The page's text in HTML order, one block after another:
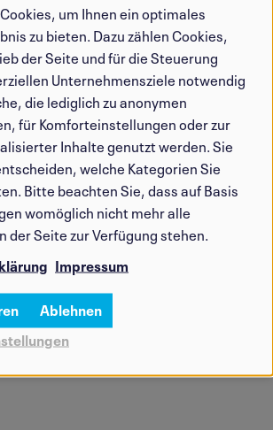
um Ihnen ein optimales
zu bieten. Dazu zählen Cookies,
der Seite und für die Steuerung
Unternehmensziele notwendig
die lediglich zu anonymen
für Komforteinstellungen oder zur
Inhalte genutzt werden. Sie
welche Kategorien Sie
Bitte beachten Sie, dass auf Basis
womöglich nicht mehr alle
der Seite zur Verfügung stehen.
Impressum
Ablehnen